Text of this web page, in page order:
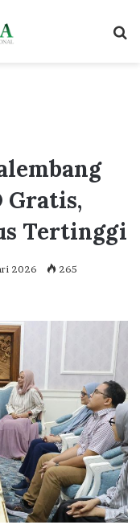
Gratis,
Tertinggi
2026 265